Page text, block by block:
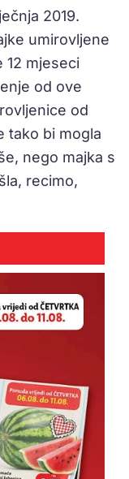
2019.
umirovljene
12 mjeseci
od ove
od
tako bi mogla
nego majka s
recimo,